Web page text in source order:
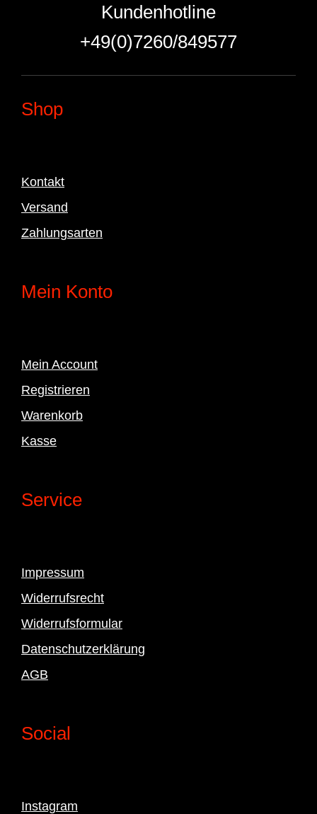
Kundenhotline
+49(0)7260/849577
Shop
Kontakt
Versand
Zahlungsarten
Mein Konto
Mein Account
Registrieren
Warenkorb
Kasse
Service
Impressum
Widerrufsrecht
Widerrufsformular
Datenschutzerklärung
AGB
Social
Instagram